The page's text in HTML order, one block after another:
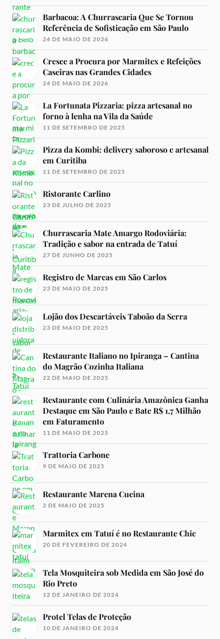
Barbacoa: A Churrascaria Que Se Tornou
Referência de Sofisticação em São Paulo
24 DE MAIO DE 2026
Cresce a Procura por Marmitex e Refeições
Caseiras nas Grandes Cidades
24 DE MAIO DE 2026
La Fortunata Pizzaria: pizza artesanal no
forno à lenha na Vila da Saúde
11 DE SETEMBRO DE 2025
Pizza da Kombi: delivery saboroso e artesanal
em Curitiba
11 DE SETEMBRO DE 2025
Ristorante Carlino
23 DE JULHO DE 2025
Churrascaria Mate Amargo Rodoviária:
Tradição e sabor na entrada de Tatuí
27 DE JUNHO DE 2025
Registro de Marcas em São Carlos
23 DE MAIO DE 2025
Lojão dos Descartáveis Taboão da Serra
23 DE MAIO DE 2025
Restaurante Italiano no Ipiranga – Cantina
do Magrão Cozinha Italiana
22 DE MAIO DE 2025
Restaurante com Culinária Amazônica Ganha
Destaque em São Paulo e Bate R$ 1,7 Milhão
em Faturamento
11 DE MAIO DE 2025
Trattoria Carbone
9 DE MAIO DE 2025
Restaurante Marena Cucina
2 DE MAIO DE 2025
Marmitex em Tatuí é no Restaurante Chic
20 DE FEVEREIRO DE 2024
Tela Mosquiteira sob Medida em São José do
Rio Preto
12 DE JANEIRO DE 2024
Protel Telas de Proteção
10 DE JANEIRO DE 2024